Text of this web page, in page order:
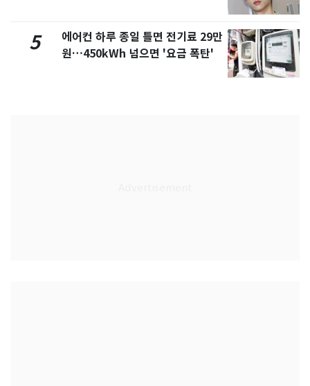
5
에어컨 하루 종일 틀면 전기료 29만
원…450kWh 넘으면 '요금 폭탄'